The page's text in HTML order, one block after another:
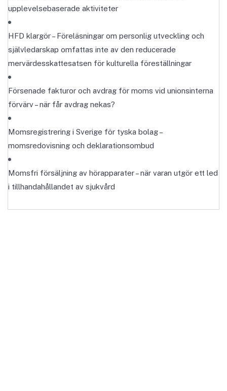
upplevelsebaserade aktiviteter
HFD klargör – Föreläsningar om personlig utveckling och
självledarskap omfattas inte av den reducerade
mervärdesskattesatsen för kulturella föreställningar
Försenade fakturor och avdrag för moms vid unionsinterna
förvärv – när får avdrag nekas?
Momsregistrering i Sverige för tyska bolag –
momsredovisning och deklarationsombud
Momsfri försäljning av hörapparater – när varan utgör ett led
i tillhandahållandet av sjukvård